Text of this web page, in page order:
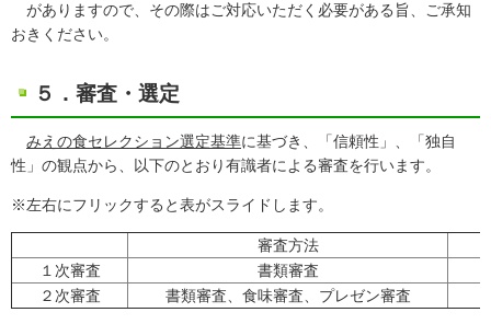
がありますので、その際はご対応いただく必要がある旨、ご承知
おきください。
５．審査・選定
みえの食セレクション選定基準に基づき、「信頼性」、「独自
性」の観点から、以下のとおり有識者による審査を行います。
※左右にフリックすると表がスライドします。
審査方法
１次審査
書類審査
２次審査
書類審査、食味審査、プレゼン審査